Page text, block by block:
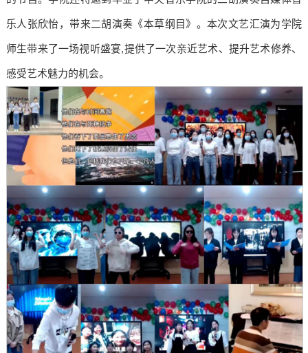
乐人张欣怡，带来二胡演奏《本草纲目》。本次文艺汇演为学院
师生带来了一场视听盛宴,提供了一次亲近艺术、提升艺术修养、
感受艺术魅力的机会。